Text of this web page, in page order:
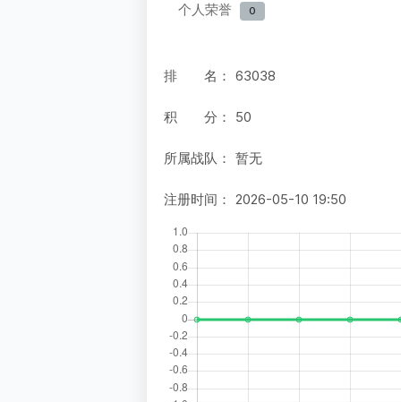
个人荣誉 0
排 名： 63038
积 分： 50
所属战队： 暂无
注册时间： 2026-05-10 19:50